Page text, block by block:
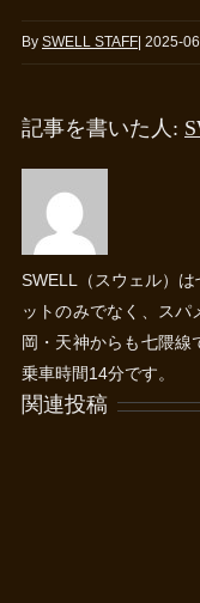
By SWELL STAFF 2025-
記事を書いた人:
SWELL（スウェル）
ットのみでなく、ス
岡・天神からも七隈線
乗車時間14分です。
関連投稿